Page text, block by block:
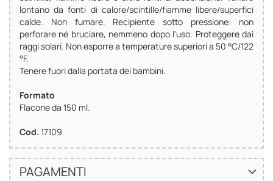
lontano da fonti di calore/scintille/fiamme libere/superfici
calde. Non fumare. Recipiente sotto pressione: non
perforare né bruciare, nemmeno dopo l'uso. Proteggere dai
raggi solari. Non esporre a temperature superiori a 50 °C/122
°F.
Tenere fuori dalla portata dei bambini.
Formato
Flacone da 150 ml.
Cod. 17109
PAGAMENTI